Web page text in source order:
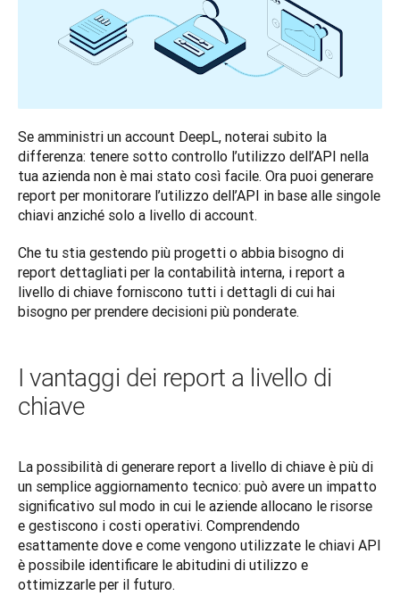
Se amministri un account DeepL, noterai subito la
differenza: tenere sotto controllo l’utilizzo dell’API nella
tua azienda non è mai stato così facile. Ora puoi generare
report per monitorare l’utilizzo dell’API in base alle singole
chiavi anziché solo a livello di account.
Che tu stia gestendo più progetti o abbia bisogno di
report dettagliati per la contabilità interna, i report a
livello di chiave forniscono tutti i dettagli di cui hai
bisogno per prendere decisioni più ponderate.
I vantaggi dei report a livello di
chiave
La possibilità di generare report a livello di chiave è più di
un semplice aggiornamento tecnico: può avere un impatto
significativo sul modo in cui le aziende allocano le risorse
e gestiscono i costi operativi. Comprendendo
esattamente dove e come vengono utilizzate le chiavi API
è possibile identificare le abitudini di utilizzo e
ottimizzarle per il futuro.